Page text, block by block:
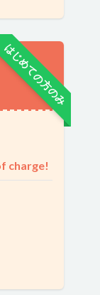
はじめての方のみ
charge!